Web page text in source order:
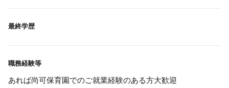
最終学歴
職務経験等
あれば尚可保育園でのご就業経験のある方大歓迎